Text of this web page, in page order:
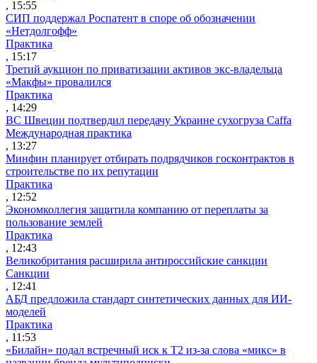
, 15:55
СИП поддержал Роспатент в споре об обозначении
«Нетдолгофф»
Практика
, 15:17
Третий аукцион по приватизации активов экс-владельца
«Макфы» провалился
Практика
, 14:29
ВС Швеции подтвердил передачу Украине сухогруза Caffa
Международная практика
, 13:27
Минфин планирует отбирать подрядчиков госконтрактов в
строительстве по их репутации
Практика
, 12:52
Экономколлегия защитила компанию от переплаты за
пользование землей
Практика
, 12:43
Великобритания расширила антироссийские санкции
Санкции
, 12:41
АБД предложила стандарт синтетических данных для ИИ-
моделей
Практика
, 11:53
«Билайн» подал встречный иск к Т2 из-за слова «микс» в